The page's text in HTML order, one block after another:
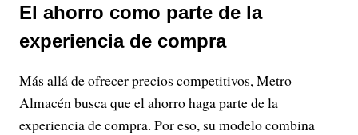
El ahorro como parte de la
experiencia de compra
Más allá de ofrecer precios competitivos, Metro
Almacén busca que el ahorro haga parte de la
experiencia de compra. Por eso, su modelo combina